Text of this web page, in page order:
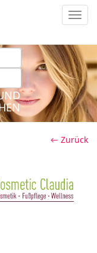
← Zurück